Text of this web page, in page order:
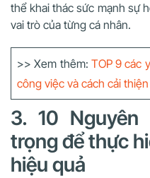
thể khai thác sức mạnh sự
vai trò của từng cá nhân.
>> Xem thêm: TOP 9 các
công việc và cách cải thiện
3. 10 Nguyên
trọng để thực
hiệu quả